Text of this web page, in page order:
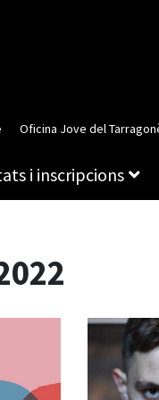
Oficina Jove del
i inscripcions